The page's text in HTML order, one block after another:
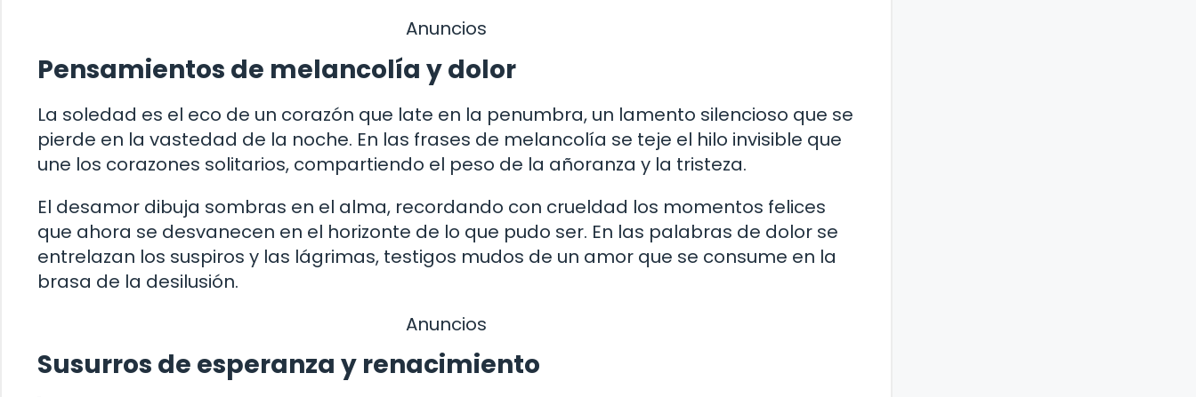
Anuncios
Pensamientos de melancolía y dolor
La soledad es el eco de un corazón que late en la penumbra, un lamento silencioso que se
pierde en la vastedad de la noche. En las frases de melancolía se teje el hilo invisible que
une los corazones solitarios, compartiendo el peso de la añoranza y la tristeza.
El desamor dibuja sombras en el alma, recordando con crueldad los momentos felices
que ahora se desvanecen en el horizonte de lo que pudo ser. En las palabras de dolor se
entrelazan los suspiros y las lágrimas, testigos mudos de un amor que se consume en la
brasa de la desilusión.
Anuncios
Susurros de esperanza y renacimiento